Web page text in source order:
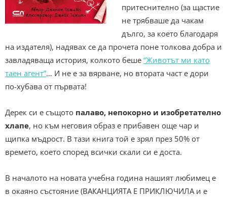
притеснително (за щастие
не трябваше да чакам
дълго, за което благодаря
на издателя), надявах се да прочета поне толкова добра и
завладяваща история, колкото беше “Животът ми като
таен агент”… И не е за вярване, но втората част е дори
по-хубава от първата!
Дерек си е същото палаво, непокорно и изобретателно
хлапе, но към неговия образ е прибавен още чар и
щипка мъдрост. В тази книга той е зрял през 50% от
времето, което според всички скали си е доста.
В началото на новата учебна година нашият любимец е
в окаяно състояние (ВАКАНЦИЯТА Е ПРИКЛЮЧИЛА и е